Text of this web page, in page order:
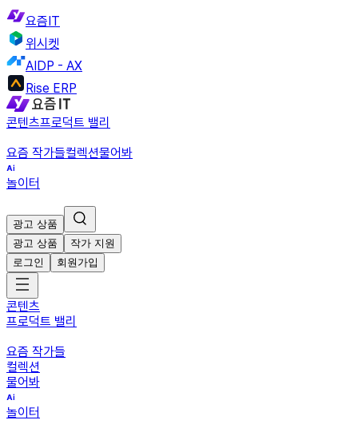
요즘IT
위시켓
AIDP - AX
Rise ERP
콘텐츠프로덕트 밸리
요즘 작가들컬렉션물어봐
놀이터
광고 상품
광고 상품
작가 지원
로그인
회원가입
콘텐츠
프로덕트 밸리
요즘 작가들
컬렉션
물어봐
놀이터